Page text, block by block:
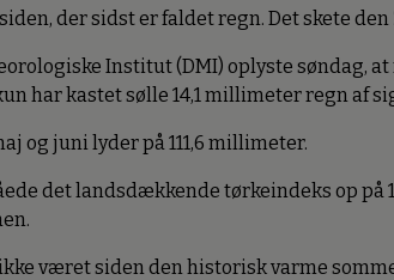
der sidst er faldet regn. Det skete den
Institut (DMI) oplyste søndag,
har kastet sølle 14,1 millimeter regn af
og juni lyder på 111,6 millimeter.
det landsdækkende tørkeindeks op på
været siden den historisk varme